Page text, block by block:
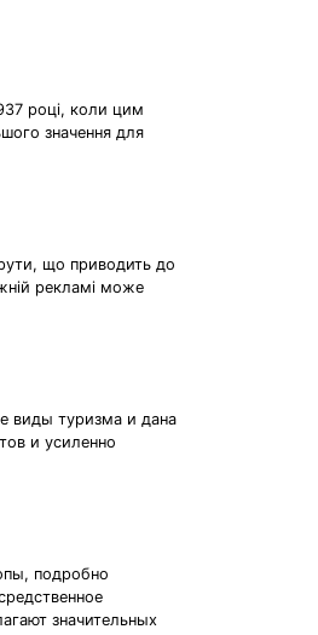
році, коли цим
значення для
що приводить до
рекламі може
виды туризма и дана
и усиленно
подробно
значительных